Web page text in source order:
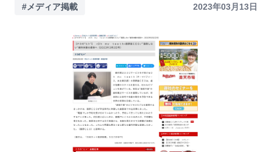
#メディア掲載 2023年03月13日